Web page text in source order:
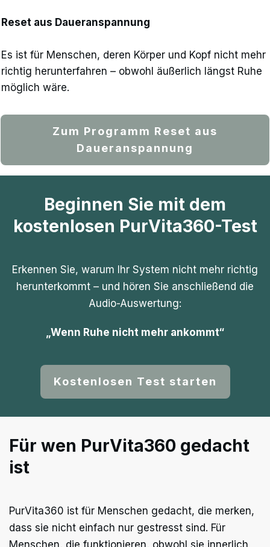
Reset aus Daueranspannung
Es ist für Menschen, deren Körper und Kopf nicht mehr
richtig herunterfahren – obwohl äußerlich längst Ruhe
möglich wäre.
Zum Programm Reset aus
Daueranspannung
Beginnen Sie mit dem
kostenlosen PurVita360-Test
Erkennen Sie, warum Ihr System nicht mehr richtig
herunterkommt – und hören Sie anschließend die
Audio-Auswertung:
„Wenn Ruhe nicht mehr ankommt“
Kostenlosen Test starten
Für wen PurVita360 gedacht
ist
PurVita360 ist für Menschen gedacht, die merken,
dass sie nicht einfach nur gestresst sind. Für